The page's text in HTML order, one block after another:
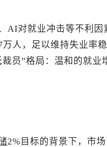
AI对就业冲击等不利因
人，足以维持失业率
员”格局：温和的就业
2%目标的背景下，市